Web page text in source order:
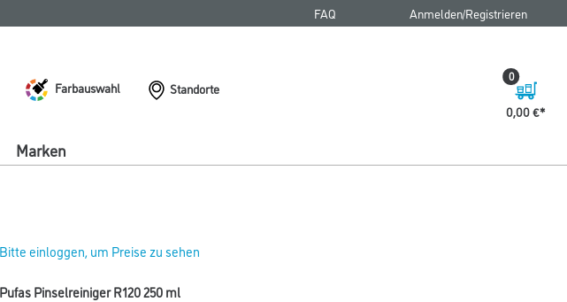
FAQ Anmelden/Registrieren
Farbauswahl
Standorte
0,00 €
0
Marken
Bitte einloggen, um Preise zu sehen
Pufas Pinselreiniger R120 250 ml